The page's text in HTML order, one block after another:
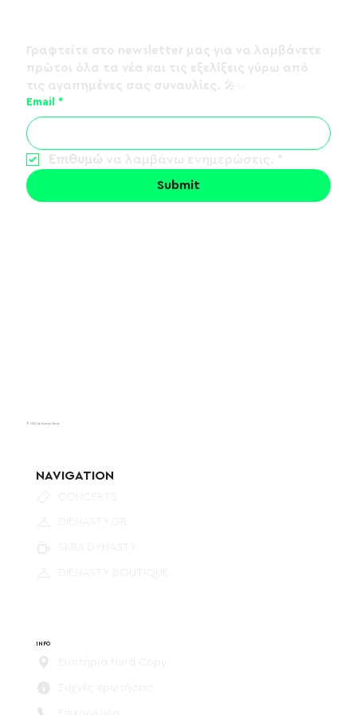
Γραφτείτε στο newsletter μας για να λαμβάνετε
πρώτοι όλα τα νέα και τις εξελίξεις γύρω από
τις αγαπημένες σας συναυλίες. 🎤✨
Email *
Επιθυμώ να λαμβάνω ενημερώσεις. *
Submit
Dani Gambino: Merch re-stock και
© 2024 by Dynasty Group.
NAVIGATION
INFO